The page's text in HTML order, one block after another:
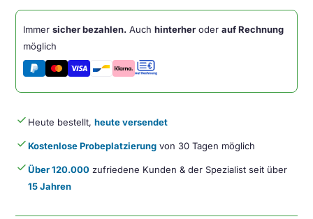
Immersicher bezahlen. Auchhinterher oderauf Rechnung
möglich
done Heute bestellt,heute versendet
doneKostenlose Probeplatzierung von 30 Tagen möglich
doneÜber 120.000 zufriedene Kunden & der Spezialist seit über
15 Jahren